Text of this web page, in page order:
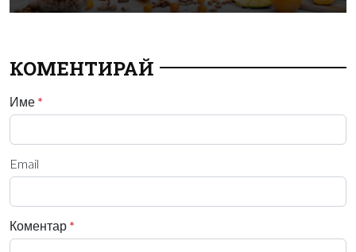
КОМЕНТИРАЙ
Име *
Email
Коментар *